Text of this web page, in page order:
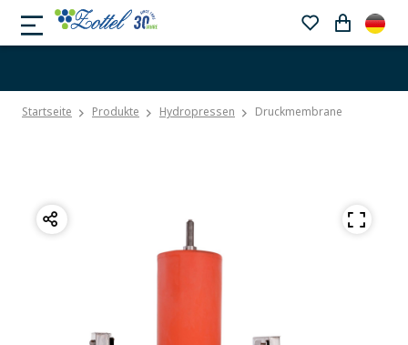
Startseite Produkte Hydropressen Druckmembrane